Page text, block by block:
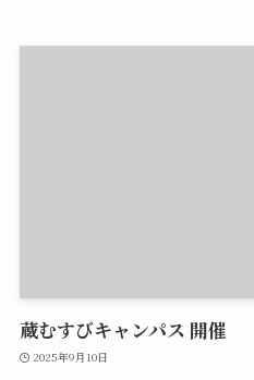
蔵むすびキャンパス 開催
2025年9月10日